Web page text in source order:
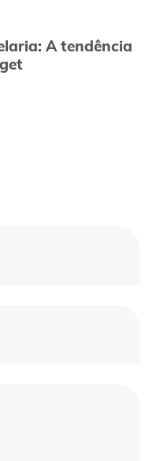
A tendência